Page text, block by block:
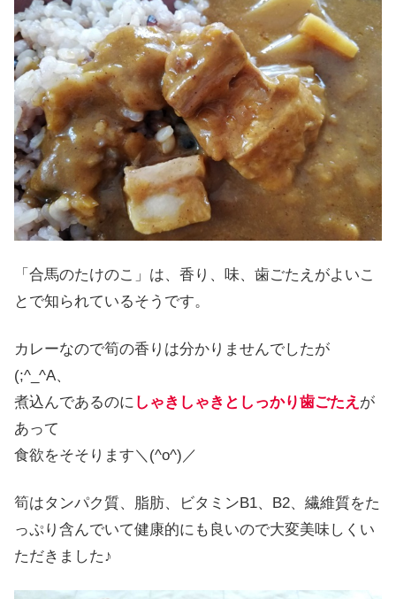
「合馬のたけのこ」は、香り、味、歯ごたえがよいこ
とで知られているそうです。
カレーなので筍の香りは分かりませんでしたが
(;^_^A、
煮込んであるのに しゃきしゃきとしっかり歯ごたえ が
あって
食欲をそそります＼(^o^)／
筍はタンパク質、脂肪、ビタミンB1、B2、繊維質をた
っぷり含んでいて健康的にも良いので大変美味しくい
ただきました♪